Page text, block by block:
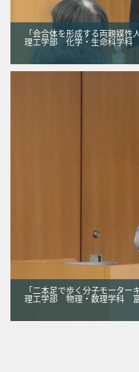
「会合体を形成する両親媒性
理工学部 化学・生命科学科
「二本足で歩く分子モーター
理工学部 物理・数理学科